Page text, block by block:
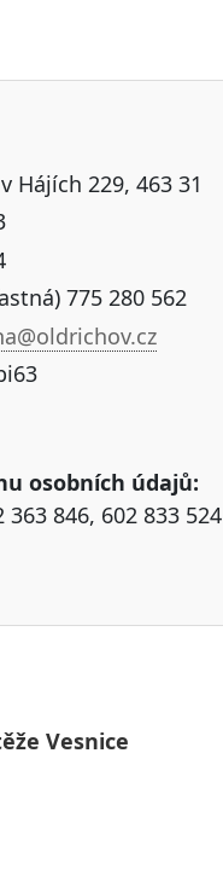
Hájích 229, 463 31
775 280 562
osobních údajů:
846, 602 833 524
Vesnice